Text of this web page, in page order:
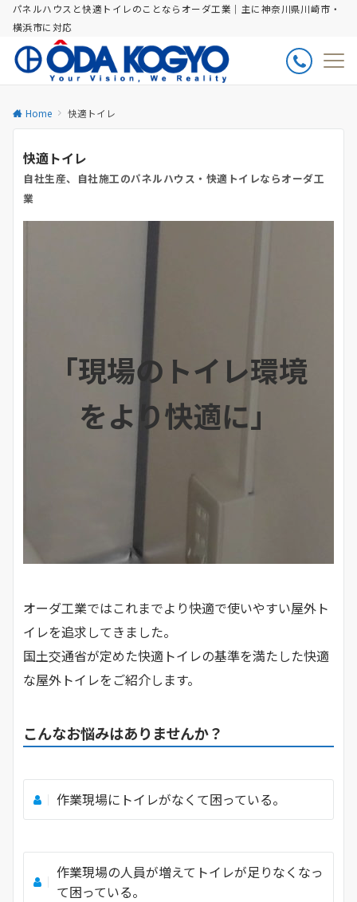
パネルハウスと快適トイレのことならオーダ工業｜主に神奈川県川崎市・
横浜市に対応
Home 快適トイレ
快適トイレ
自社生産、自社施工のパネルハウス・快適トイレならオーダ工
業
「現場のトイレ環境
をより快適に」
オーダ工業ではこれまでより快適で使いやすい屋外ト
イレを追求してきました。
国土交通省が定めた快適トイレの基準を満たした快適
な屋外トイレをご紹介します。
こんなお悩みはありませんか？
作業現場にトイレがなくて困っている。
作業現場の人員が増えてトイレが足りなくなっ
て困っている。